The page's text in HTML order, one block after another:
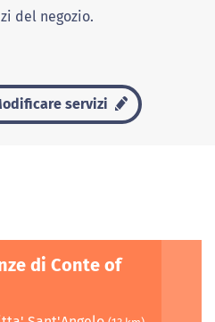
del negozio.
servizi
di Conte of